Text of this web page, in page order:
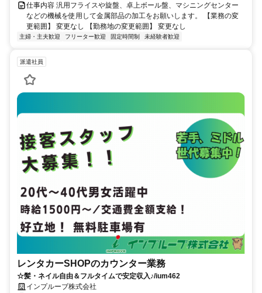
仕事内容 汎用フライスや旋盤、卓上ボール盤、マシニングセンター
などの機械を使用して金属部品の加工をお願いします。 【業務の変
更範囲】 変更なし 【勤務地の変更範囲】 変更なし
主婦・主夫歓迎 フリーター歓迎 固定時間制 未経験者歓迎
派遣社員
レンタカーSHOPのカウンター業務
☆髪・ネイル自由＆フルタイムで安定収入♪/ium462
インプルーブ株式会社